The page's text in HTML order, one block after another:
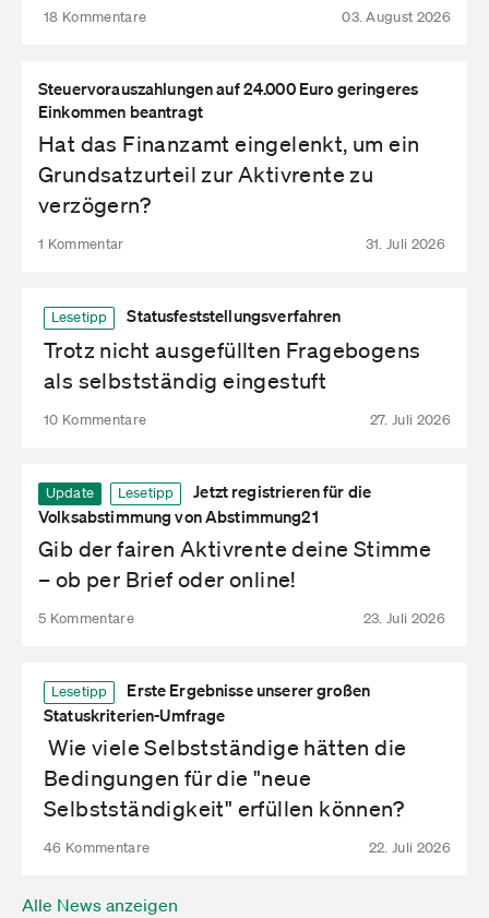
18 Kommentare 03. August 2026
Steuervorauszahlungen auf 24.000 Euro geringeres
Einkommen beantragt
Hat das Finanzamt eingelenkt, um ein
Grundsatzurteil zur Aktivrente zu
verzögern?
1 Kommentar 31. Juli 2026
Lesetipp Statusfeststellungsverfahren
Trotz nicht ausgefüllten Fragebogens
als selbstständig eingestuft
10 Kommentare 27. Juli 2026
Update Lesetipp
Jetzt registrieren für die
Volksabstimmung von Abstimmung21
Gib der fairen Aktivrente deine Stimme
– ob per Brief oder online!
5 Kommentare 23. Juli 2026
Lesetipp
Erste Ergebnisse unserer großen
Statuskriterien-Umfrage
Wie viele Selbstständige hätten die
Bedingungen für die "neue
Selbstständigkeit" erfüllen können?
46 Kommentare 22. Juli 2026
Alle News anzeigen